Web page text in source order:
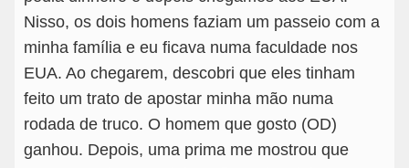
Nisso, os dois homens faziam um passeio com a
minha família e eu ficava numa faculdade nos
EUA. Ao chegarem, descobri que eles tinham
feito um trato de apostar minha mão numa
rodada de truco. O homem que gosto (OD)
ganhou. Depois, uma prima me mostrou que